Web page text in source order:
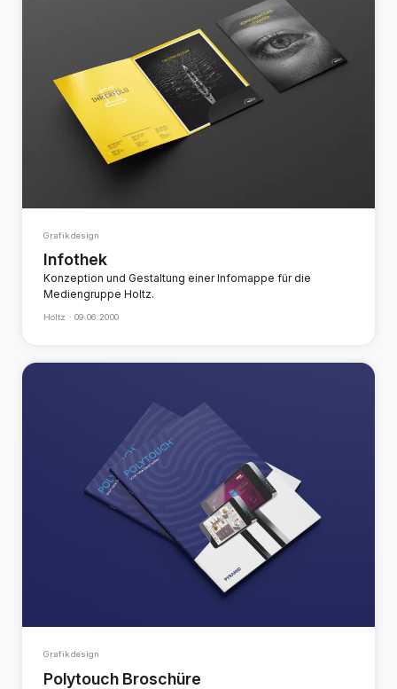
Grafikdesign
Infothek
Konzeption und Gestaltung einer Infomappe für die
Mediengruppe Holtz.
Holtz · 09.06.2000
Grafikdesign
Polytouch Broschüre